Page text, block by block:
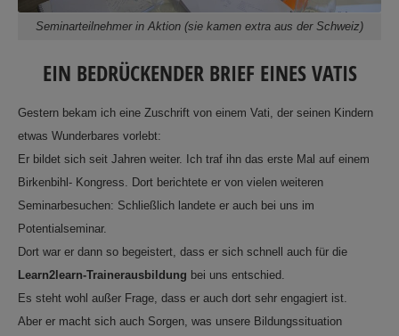
Seminarteilnehmer in Aktion (sie kamen extra aus der Schweiz)
EIN BEDRÜCKENDER BRIEF EINES VATIS
Gestern bekam ich eine Zuschrift von einem Vati, der seinen Kindern
etwas Wunderbares vorlebt:
Er bildet sich seit Jahren weiter. Ich traf ihn das erste Mal auf einem
Birkenbihl- Kongress. Dort berichtete er von vielen weiteren
Seminarbesuchen: Schließlich landete er auch bei uns im
Potentialseminar.
Dort war er dann so begeistert, dass er sich schnell auch für die
Learn2learn-Trainerausbildung bei uns entschied.
Es steht wohl außer Frage, dass er auch dort sehr engagiert ist.
Aber er macht sich auch Sorgen, was unsere Bildungssituation